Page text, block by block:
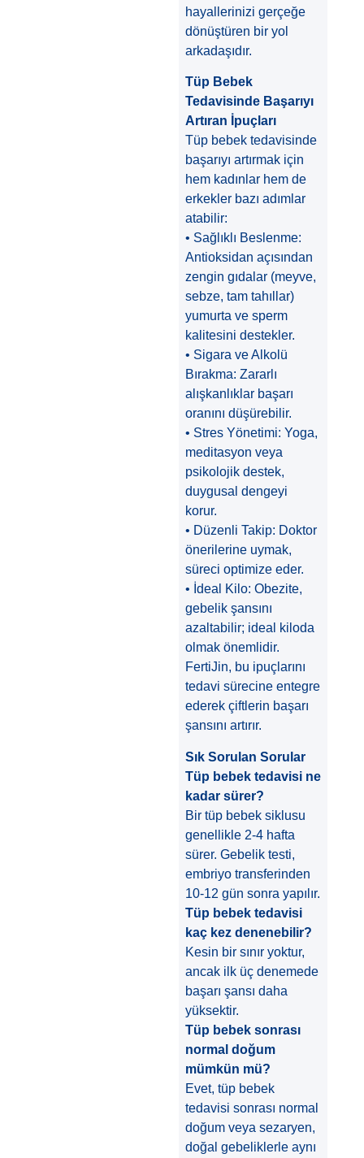
hayallerinizi gerçeğe
dönüştüren bir yol
arkadaşıdır.
Tüp Bebek
Tedavisinde Başarıyı
Artıran İpuçları
Tüp bebek tedavisinde
başarıyı artırmak için
hem kadınlar hem de
erkekler bazı adımlar
atabilir:
• Sağlıklı Beslenme:
Antioksidan açısından
zengin gıdalar (meyve,
sebze, tam tahıllar)
yumurta ve sperm
kalitesini destekler.
• Sigara ve Alkolü
Bırakma: Zararlı
alışkanlıklar başarı
oranını düşürebilir.
• Stres Yönetimi: Yoga,
meditasyon veya
psikolojik destek,
duygusal dengeyi
korur.
• Düzenli Takip: Doktor
önerilerine uymak,
süreci optimize eder.
• İdeal Kilo: Obezite,
gebelik şansını
azaltabilir; ideal kiloda
olmak önemlidir.
FertiJin, bu ipuçlarını
tedavi sürecine entegre
ederek çiftlerin başarı
şansını artırır.
Sık Sorulan Sorular
Tüp bebek tedavisi ne
kadar sürer?
Bir tüp bebek siklusu
genellikle 2-4 hafta
sürer. Gebelik testi,
embriyo transferinden
10-12 gün sonra yapılır.
Tüp bebek tedavisi
kaç kez denenebilir?
Kesin bir sınır yoktur,
ancak ilk üç denemede
başarı şansı daha
yüksektir.
Tüp bebek sonrası
normal doğum
mümkün mü?
Evet, tüp bebek
tedavisi sonrası normal
doğum veya sezaryen,
doğal gebeliklerle aynı